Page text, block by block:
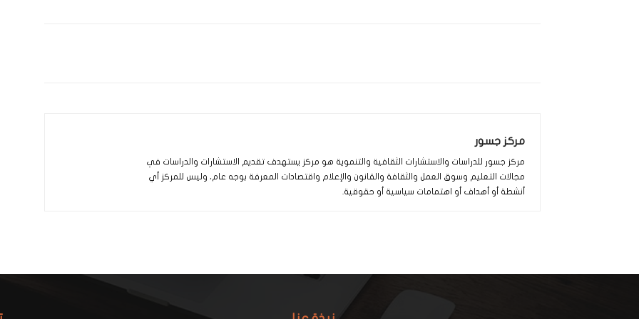
مركز جسور
مركز جسور للدراسات والاستشارات الثقافية والتنموية هو مركز يستهدف تقديم الاستشارات والدراسات في
مجالات التعليم وسوق العمل والثقافة والقانون والإعلام واقتصادات المعرفة بوجه عام، وليس للمركز أي
أنشطة أو أهداف أو اهتمامات سياسية أو حقوقية.